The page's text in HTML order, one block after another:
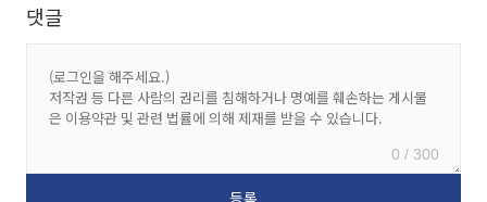
댓글
0 / 300